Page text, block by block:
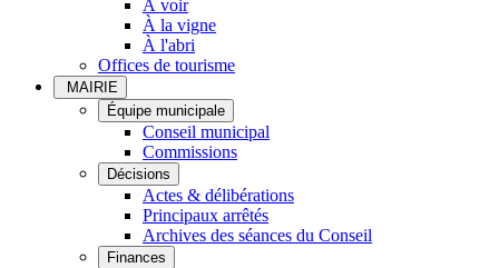
À voir
À la vigne
À l'abri
Offices de tourisme
MAIRIE
Équipe municipale
Conseil municipal
Commissions
Décisions
Actes & délibérations
Principaux arrêtés
Archives des séances du Conseil
Finances